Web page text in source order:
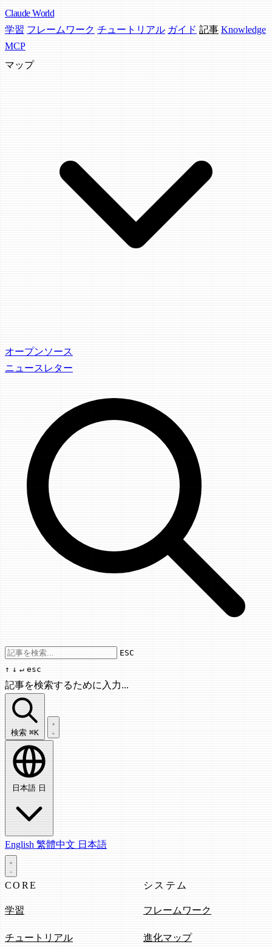
Claude World
学習 フレームワーク チュートリアル ガイド 記事 Knowledge
MCP
マップ
オープンソース
ニュースレター
Use arrow keys to navigate results,
ESC
↑ ↓ ↵ esc
記事を検索するために入力...
記事を検索...
検索 ⌘K
日本語 日
English 繁體中文 日本語
CORE
学習
チュートリアル
システム
フレームワーク
進化マップ